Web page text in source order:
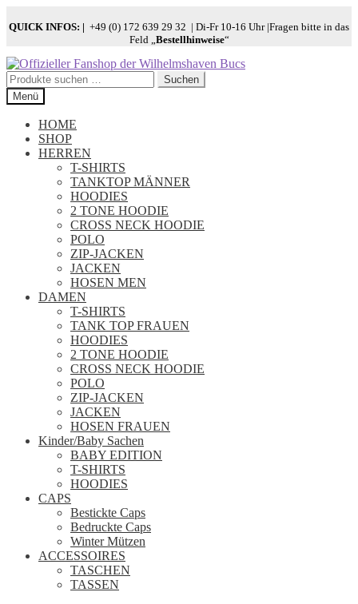
QUICK INFOS: | +49 (0) 172 639 29 32 | Di-Fr 10-16 Uhr |Fragen bitte in das
Feld „Bestellhinweise“
Zur
Navigation
springen
Zum
Inhalt
springen
Suchen
nach:
Suchen
Menü
HOME
SHOP
HERREN
T-SHIRTS
TANKTOP MÄNNER
HOODIES
2 TONE HOODIE
CROSS NECK HOODIE
POLO
ZIP-JACKEN
JACKEN
HOSEN MEN
DAMEN
T-SHIRTS
TANK TOP FRAUEN
HOODIES
2 TONE HOODIE
CROSS NECK HOODIE
POLO
ZIP-JACKEN
JACKEN
HOSEN FRAUEN
Kinder/Baby Sachen
BABY EDITION
T-SHIRTS
HOODIES
CAPS
Bestickte Caps
Bedruckte Caps
Winter Mützen
ACCESSOIRES
TASCHEN
TASSEN